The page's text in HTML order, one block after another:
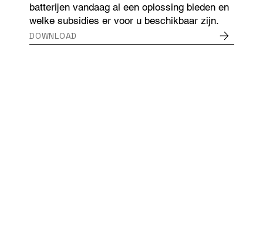
batterijen vandaag al een oplossing bieden en
welke subsidies er voor u beschikbaar zijn.
DOWNLOAD